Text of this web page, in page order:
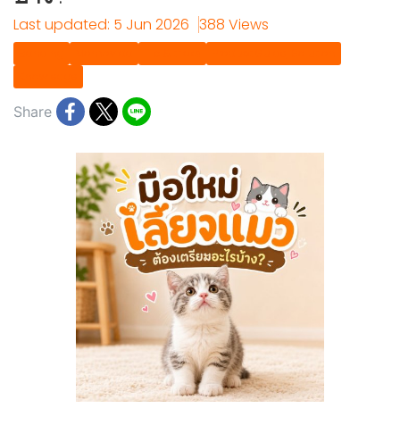
Last updated: 5 Jun 2026 388 Views
Share